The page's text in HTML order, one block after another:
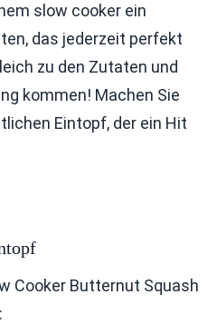
slow cooker ein
das jederzeit perfekt
zu den Zutaten und
kommen! Machen Sie
Eintopf, der ein Hit
Cooker Butternut Squash